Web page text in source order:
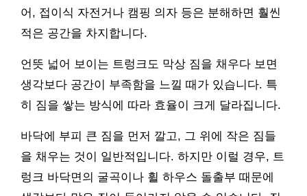
어, 접이식 자전거나 캠핑 의자 등은 분해하면 훨씬
적은 공간을 차지합니다.
언뜻 넓어 보이는 트렁크도 막상 짐을 채우다 보면
생각보다 공간이 부족함을 느낄 때가 있습니다. 특
히 짐을 쌓는 방식에 따라 효율이 크게 달라집니다.
바닥에 부피 큰 짐을 먼저 깔고, 그 위에 작은 짐들
을 채우는 것이 일반적입니다. 하지만 이럴 경우, 트
렁크 바닥면의 굴곡이나 휠 하우스 돌출부 때문에